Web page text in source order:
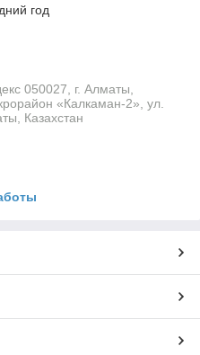
год
050027, г. Алматы,
«Калкаман-2», ул.
Казахстан